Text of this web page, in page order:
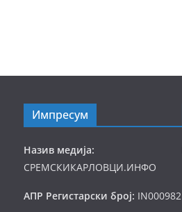
Импресум
Назив медија:
СРЕМСКИКАРЛОВЦИ.ИНФО
АПР Регистарски број: IN000982